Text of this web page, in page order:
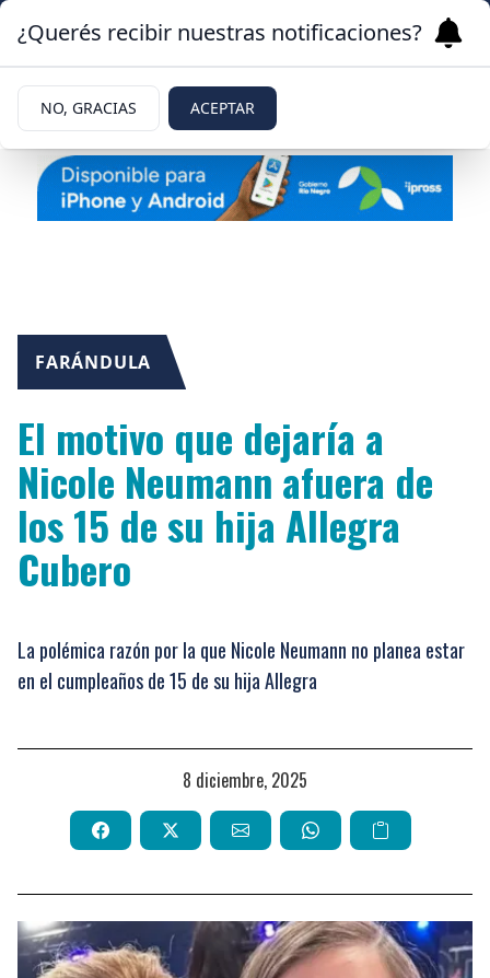
FARÁNDULA
El motivo que dejaría a
Nicole Neumann afuera de
los 15 de su hija Allegra
Cubero
La polémica razón por la que Nicole Neumann no planea estar
en el cumpleaños de 15 de su hija Allegra
8 diciembre, 2025
¿Querés recibir nuestras notificaciones?
NO, GRACIAS ACEPTAR